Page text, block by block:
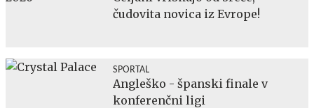
čudovita novica iz Evrope!
SPORTAL
Angleško - španski finale v
konferenčni ligi